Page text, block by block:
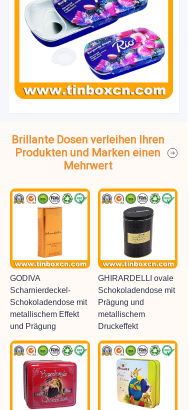
Brillante Dosen verleihen Ihren
Produkten und Marken einen
Mehrwert
GODIVA
Scharnierdeckel-
Schokoladendose mit
metallischem Effekt
und Prägung
GHIRARDELLI ovale
Schokoladendose mit
Prägung und
metallischem
Druckeffekt